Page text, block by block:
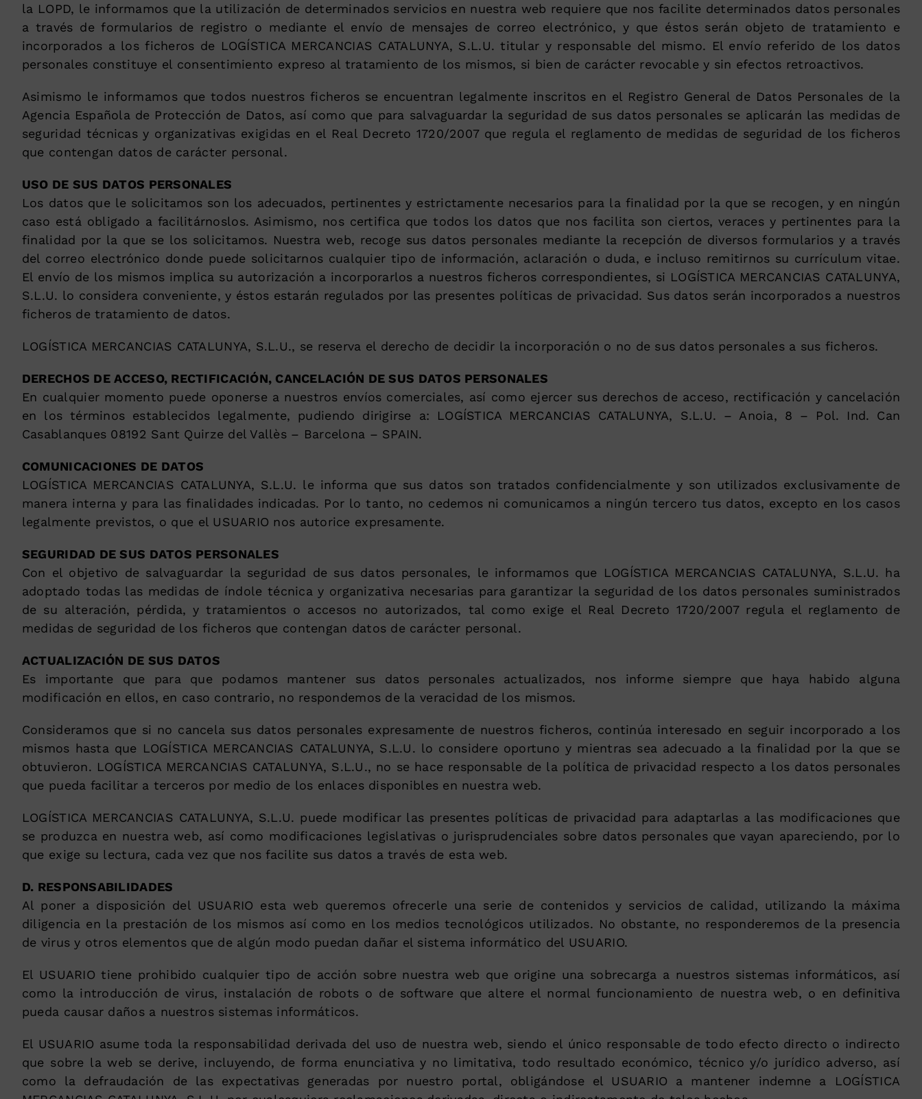
la LOPD, le informamos que la utilización de determinados servicios en nuestra web requiere que nos facilite determinados datos personales
a través de formularios de registro o mediante el envío de mensajes de correo electrónico, y que éstos serán objeto de tratamiento e
incorporados a los ficheros de LOGÍSTICA MERCANCIAS CATALUNYA, S.L.U. titular y responsable del mismo. El envío referido de los datos
personales constituye el consentimiento expreso al tratamiento de los mismos, si bien de carácter revocable y sin efectos retroactivos.
Asimismo le informamos que todos nuestros ficheros se encuentran legalmente inscritos en el Registro General de Datos Personales de la
Agencia Española de Protección de Datos, así como que para salvaguardar la seguridad de sus datos personales se aplicarán las medidas de
seguridad técnicas y organizativas exigidas en el Real Decreto 1720/2007 que regula el reglamento de medidas de seguridad de los ficheros
que contengan datos de carácter personal.
USO DE SUS DATOS PERSONALES
Los datos que le solicitamos son los adecuados, pertinentes y estrictamente necesarios para la finalidad por la que se recogen, y en ningún
caso está obligado a facilitárnoslos. Asimismo, nos certifica que todos los datos que nos facilita son ciertos, veraces y pertinentes para la
finalidad por la que se los solicitamos. Nuestra web, recoge sus datos personales mediante la recepción de diversos formularios y a través
del correo electrónico donde puede solicitarnos cualquier tipo de información, aclaración o duda, e incluso remitirnos su currículum vitae.
El envío de los mismos implica su autorización a incorporarlos a nuestros ficheros correspondientes, si LOGÍSTICA MERCANCIAS CATALUNYA,
S.L.U. lo considera conveniente, y éstos estarán regulados por las presentes políticas de privacidad. Sus datos serán incorporados a nuestros
ficheros de tratamiento de datos.
LOGÍSTICA MERCANCIAS CATALUNYA, S.L.U., se reserva el derecho de decidir la incorporación o no de sus datos personales a sus ficheros.
DERECHOS DE ACCESO, RECTIFICACIÓN, CANCELACIÓN DE SUS DATOS PERSONALES
En cualquier momento puede oponerse a nuestros envíos comerciales, así como ejercer sus derechos de acceso, rectificación y cancelación
en los términos establecidos legalmente, pudiendo dirigirse a: LOGÍSTICA MERCANCIAS CATALUNYA, S.L.U. – Anoia, 8 – Pol. Ind. Can
Casablanques 08192 Sant Quirze del Vallès – Barcelona – SPAIN.
COMUNICACIONES DE DATOS
LOGÍSTICA MERCANCIAS CATALUNYA, S.L.U. le informa que sus datos son tratados confidencialmente y son utilizados exclusivamente de
manera interna y para las finalidades indicadas. Por lo tanto, no cedemos ni comunicamos a ningún tercero tus datos, excepto en los casos
legalmente previstos, o que el USUARIO nos autorice expresamente.
SEGURIDAD DE SUS DATOS PERSONALES
Con el objetivo de salvaguardar la seguridad de sus datos personales, le informamos que LOGÍSTICA MERCANCIAS CATALUNYA, S.L.U. ha
adoptado todas las medidas de índole técnica y organizativa necesarias para garantizar la seguridad de los datos personales suministrados
de su alteración, pérdida, y tratamientos o accesos no autorizados, tal como exige el Real Decreto 1720/2007 regula el reglamento de
medidas de seguridad de los ficheros que contengan datos de carácter personal.
ACTUALIZACIÓN DE SUS DATOS
Es importante que para que podamos mantener sus datos personales actualizados, nos informe siempre que haya habido alguna
modificación en ellos, en caso contrario, no respondemos de la veracidad de los mismos.
Consideramos que si no cancela sus datos personales expresamente de nuestros ficheros, continúa interesado en seguir incorporado a los
mismos hasta que LOGÍSTICA MERCANCIAS CATALUNYA, S.L.U. lo considere oportuno y mientras sea adecuado a la finalidad por la que se
obtuvieron. LOGÍSTICA MERCANCIAS CATALUNYA, S.L.U., no se hace responsable de la política de privacidad respecto a los datos personales
que pueda facilitar a terceros por medio de los enlaces disponibles en nuestra web.
LOGÍSTICA MERCANCIAS CATALUNYA, S.L.U. puede modificar las presentes políticas de privacidad para adaptarlas a las modificaciones que
se produzca en nuestra web, así como modificaciones legislativas o jurisprudenciales sobre datos personales que vayan apareciendo, por lo
que exige su lectura, cada vez que nos facilite sus datos a través de esta web.
D. RESPONSABILIDADES
Al poner a disposición del USUARIO esta web queremos ofrecerle una serie de contenidos y servicios de calidad, utilizando la máxima
diligencia en la prestación de los mismos así como en los medios tecnológicos utilizados. No obstante, no responderemos de la presencia
de virus y otros elementos que de algún modo puedan dañar el sistema informático del USUARIO.
El USUARIO tiene prohibido cualquier tipo de acción sobre nuestra web que origine una sobrecarga a nuestros sistemas informáticos, así
como la introducción de virus, instalación de robots o de software que altere el normal funcionamiento de nuestra web, o en definitiva
pueda causar daños a nuestros sistemas informáticos.
El USUARIO asume toda la responsabilidad derivada del uso de nuestra web, siendo el único responsable de todo efecto directo o indirecto
que sobre la web se derive, incluyendo, de forma enunciativa y no limitativa, todo resultado económico, técnico y/o jurídico adverso, así
como la defraudación de las expectativas generadas por nuestro portal, obligándose el USUARIO a mantener indemne a LOGÍSTICA